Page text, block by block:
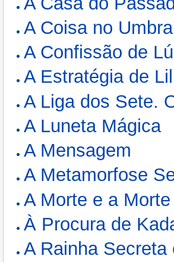
A Coisa no
A Confissão de
A Estratégia de
A Liga dos Sete.
A Luneta Mágica
A Mensagem
A Metamorfose
A Morte e a
À Procura de
A Rainha